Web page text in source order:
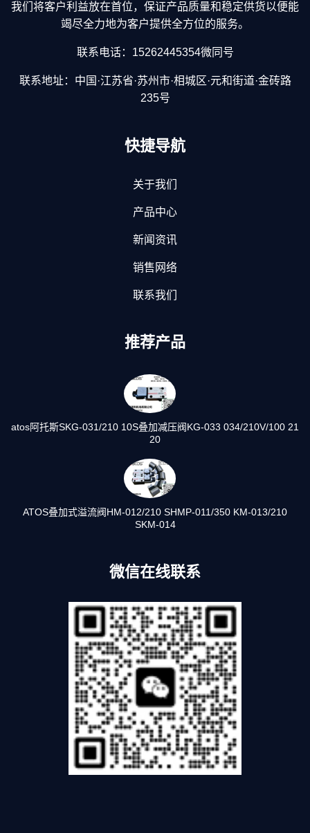
我们将客户利益放在首位，保证产品质量和稳定供货以便能
竭尽全力地为客户提供全方位的服务。
联系电话：15262445354微同号
联系地址：中国·江苏省·苏州市·相城区·元和街道·金砖路
235号
快捷导航
关于我们
产品中心
新闻资讯
销售网络
联系我们
推荐产品
atos阿托斯SKG-031/210 10S叠加减压阀KG-033 034/210V/100 21
20
ATOS叠加式溢流阀HM-012/210 SHMP-011/350 KM-013/210
SKM-014
微信在线联系